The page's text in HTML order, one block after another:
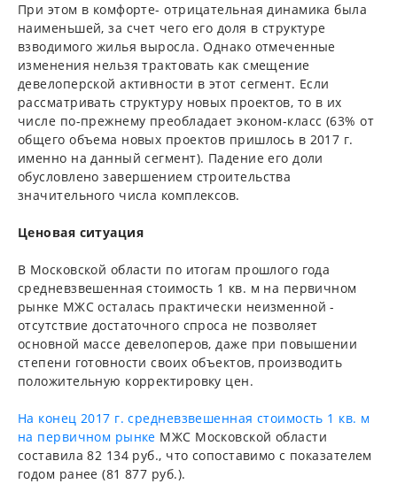
При этом в комфорте- отрицательная динамика была
наименьшей, за счет чего его доля в структуре
взводимого жилья выросла. Однако отмеченные
изменения нельзя трактовать как смещение
девелоперской активности в этот сегмент. Если
рассматривать структуру новых проектов, то в их
числе по-прежнему преобладает эконом-класс (63% от
общего объема новых проектов пришлось в 2017 г.
именно на данный сегмент). Падение его доли
обусловлено завершением строительства
значительного числа комплексов.
Ценовая ситуация
В Московской области по итогам прошлого года
средневзвешенная стоимость 1 кв. м на первичном
рынке МЖС осталась практически неизменной -
отсутствие достаточного спроса не позволяет
основной массе девелоперов, даже при повышении
степени готовности своих объектов, производить
положительную корректировку цен.
На конец 2017 г. средневзвешенная стоимость 1 кв. м
на первичном рынке МЖС Московской области
составила 82 134 руб., что сопоставимо с показателем
годом ранее (81 877 руб.).